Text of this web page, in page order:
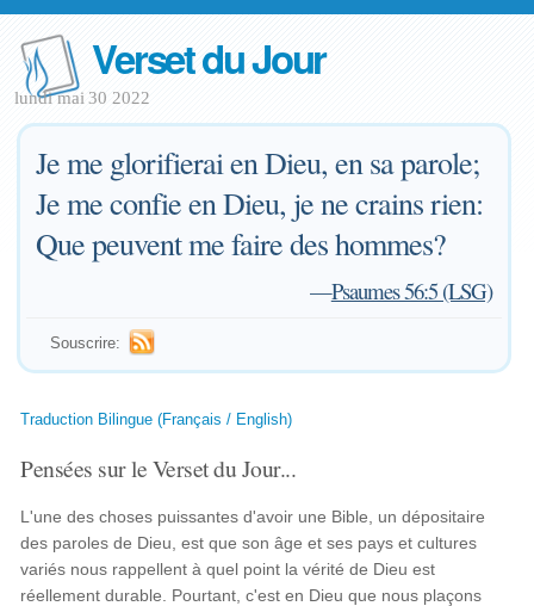
Verset du Jour
lundi mai 30 2022
Je me glorifierai en Dieu, en sa parole;
Je me confie en Dieu, je ne crains rien:
Que peuvent me faire des hommes?
—Psaumes 56:5 (LSG)
Souscrire:
Traduction Bilingue (Français / English)
Pensées sur le Verset du Jour...
L'une des choses puissantes d'avoir une Bible, un dépositaire
des paroles de Dieu, est que son âge et ses pays et cultures
variés nous rappellent à quel point la vérité de Dieu est
réellement durable. Pourtant, c'est en Dieu que nous plaçons